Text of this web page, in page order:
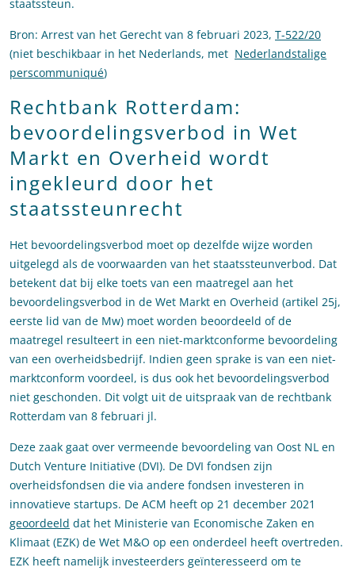
staatssteun.
Bron: Arrest van het Gerecht van 8 februari 2023, T-522/20
(niet beschikbaar in het Nederlands, met Nederlandstalige
perscommuniqué)
Rechtbank Rotterdam:
bevoordelingsverbod in Wet
Markt en Overheid wordt
ingekleurd door het
staatssteunrecht
Het bevoordelingsverbod moet op dezelfde wijze worden
uitgelegd als de voorwaarden van het staatssteunverbod. Dat
betekent dat bij elke toets van een maatregel aan het
bevoordelingsverbod in de Wet Markt en Overheid (artikel 25j,
eerste lid van de Mw) moet worden beoordeeld of de
maatregel resulteert in een niet-marktconforme bevoordeling
van een overheidsbedrijf. Indien geen sprake is van een niet-
marktconform voordeel, is dus ook het bevoordelingsverbod
niet geschonden. Dit volgt uit de uitspraak van de rechtbank
Rotterdam van 8 februari jl.
Deze zaak gaat over vermeende bevoordeling van Oost NL en
Dutch Venture Initiative (DVI). De DVI fondsen zijn
overheidsfondsen die via andere fondsen investeren in
innovatieve startups. De ACM heeft op 21 december 2021
geoordeeld dat het Ministerie van Economische Zaken en
Klimaat (EZK) de Wet M&O op een onderdeel heeft overtreden.
EZK heeft namelijk investeerders geïnteresseerd om te